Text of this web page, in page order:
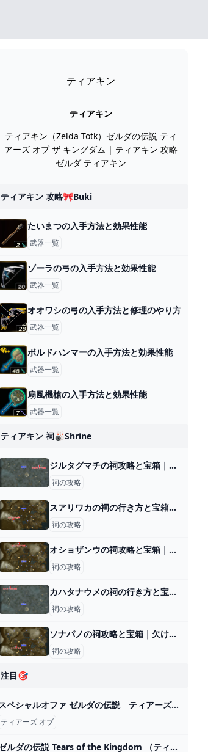
ティアキン
ティアキン
ティアキン（Zelda Totk）ゼルダの伝説 ティ
アーズ オブ ザ キングダム | ティアキン 攻略
ゼルダ ティアキン
ティアキン 攻略🎀buki
たいまつの入手方法と効果性能
武器一覧
ゾーラの弓の入手方法と効果性能
武器一覧
オオワシの弓の入手方法と修理のやり方
武器一覧
ボルドハンマーの入手方法と効果性能
武器一覧
扇風機槍の入手方法と効果性能
武器一覧
ティアキン 祠🎳shrine
ジルタグマチの祠攻略と宝箱｜空を飛ぶもの
祠の攻略
スアリワカの祠の行き方と宝箱｜ラウルの祝福
祠の攻略
オショザンウの祠攻略と宝箱｜木槌の一撃
祠の攻略
カハタナウメの祠の行き方と宝箱｜ラウルの祝福
祠の攻略
ソナパノの祠攻略と宝箱｜欠けた通り道
祠の攻略
注目🎯
スペシャルオファ ゼルダの伝説 ティアーズオブキングダム ブレスオブザワイルド Nintendo Switch - www.braidoutdoor.it
ティアーズ オブ
ゼルダの伝説 Tears of the Kingdom （ティアーズ オブ ザ キングダム） Switch HAC-P-AXN7A ヤマダウェブコム